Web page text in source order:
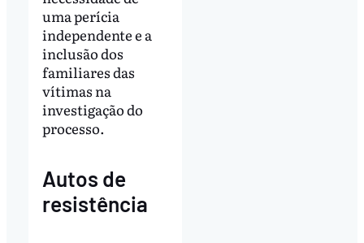
uma perícia
independente e a
inclusão dos
familiares das
vítimas na
investigação do
processo.
Autos de
resistência